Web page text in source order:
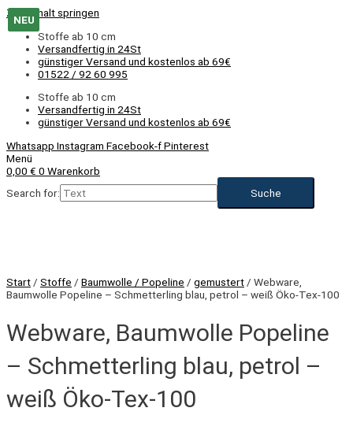
Zum Inhalt springen
Stoffe ab 10 cm
Versandfertig in 24St
günstiger Versand und kostenlos ab 69€
01522 / 92 60 995
Stoffe ab 10 cm
Versandfertig in 24St
günstiger Versand und kostenlos ab 69€
Whatsapp Instagram Facebook-fPinterest
Menü
0,00 € 0 Warenkorb
Search for:
Start / Stoffe / Baumwolle / Popeline / gemustert / Webware,
Baumwolle Popeline – Schmetterling blau, petrol – weiß Öko-Tex-100
Webware, Baumwolle Popeline
– Schmetterling blau, petrol –
weiß Öko-Tex-100
NEU
NEU